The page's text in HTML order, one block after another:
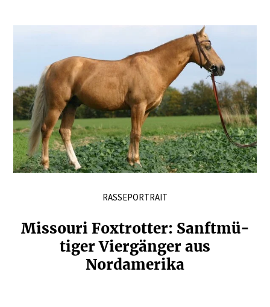
RASSEPORTRAIT
Missouri Foxtrotter: Sanft­mü­
tiger Viergänger aus
Nordamerika